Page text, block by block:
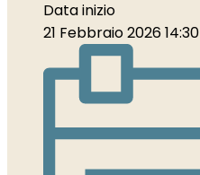
Data inizio
21 Febbraio 2026 14:30